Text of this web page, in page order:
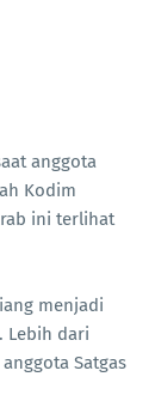
anggota
Kodim
ini terlihat
menjadi
Lebih dari
Satgas